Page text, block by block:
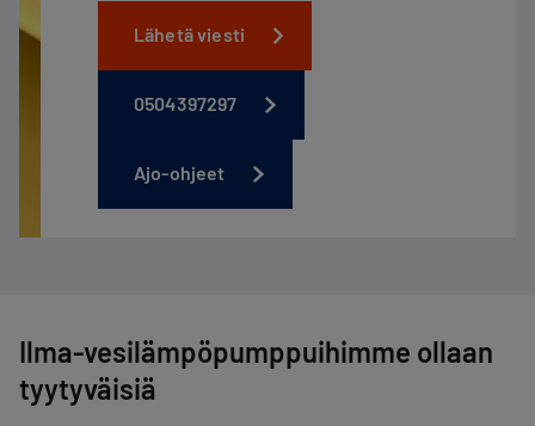
Lähetä viesti
0504397297
Ajo-ohjeet
Ilma-vesilämpöpumppuihimme ollaan
tyytyväisiä